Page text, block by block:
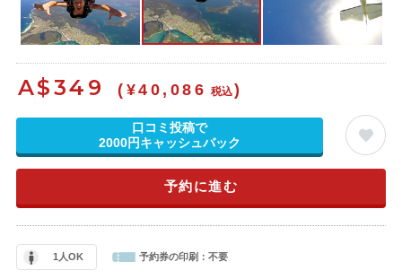
A$349 (¥40,086 税込)
口コミ投稿で
2000円キャッシュバック
予約に進む
1人OK 予約券の印刷： 不要